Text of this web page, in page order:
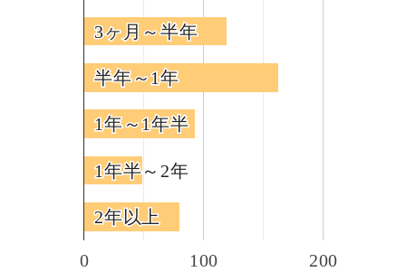
0 100 200
3ヶ月～半年
3ヶ月～半年
半年～1年
半年～1年
1年～1年半
1年～1年半
1年半～2年
1年半～2年
2年以上
2年以上